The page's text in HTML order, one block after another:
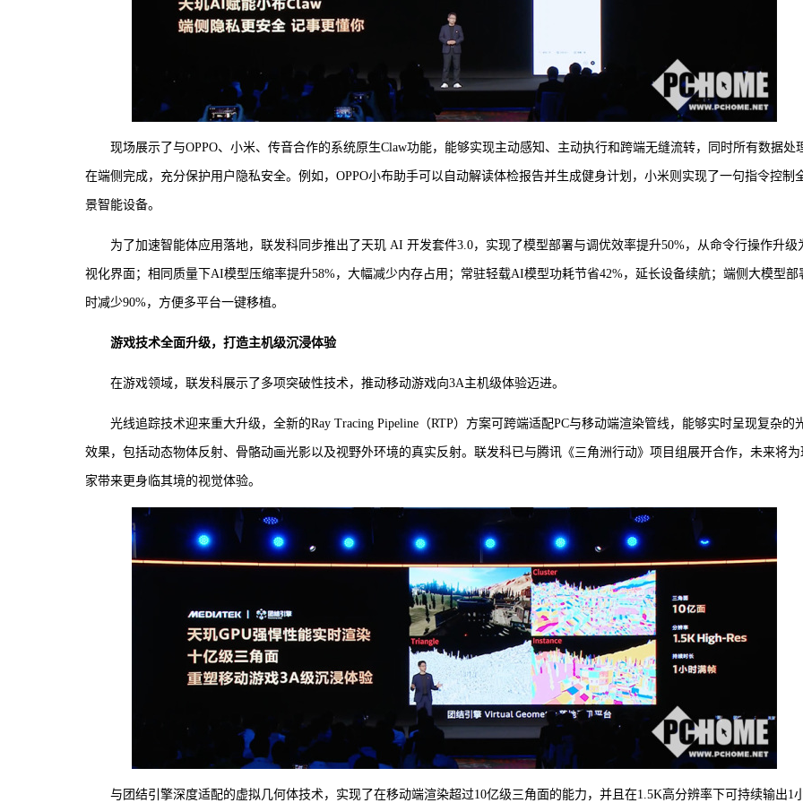
现场展示了与OPPO、小米、传音合作的系统原生Claw功能，能够实现主动感知、主动执行和跨端无缝流转，同时所有数据处
在端侧完成，充分保护用户隐私安全。例如，OPPO小布助手可以自动解读体检报告并生成健身计划，小米则实现了一句指令控制
景智能设备。
为了加速智能体应用落地，联发科同步推出了天玑 AI 开发套件3.0，实现了模型部署与调优效率提升50%，从命令行操作升级
视化界面；相同质量下AI模型压缩率提升58%，大幅减少内存占用；常驻轻载AI模型功耗节省42%，延长设备续航；端侧大模型部
时减少90%，方便多平台一键移植。
游戏技术全面升级，打造主机级沉浸体验
在游戏领域，联发科展示了多项突破性技术，推动移动游戏向3A主机级体验迈进。
光线追踪技术迎来重大升级，全新的Ray Tracing Pipeline（RTP）方案可跨端适配PC与移动端渲染管线，能够实时呈现复杂的
效果，包括动态物体反射、骨骼动画光影以及视野外环境的真实反射。联发科已与腾讯《三角洲行动》项目组展开合作，未来将为
家带来更身临其境的视觉体验。
与团结引擎深度适配的虚拟几何体技术，实现了在移动端渲染超过10亿级三角面的能力，并且在1.5K高分辨率下可持续输出1